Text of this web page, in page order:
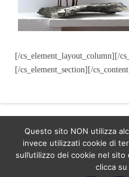
[/cs_element_layout_column][/
[/cs_element_section][/
Questo sito NON utilizza
invece utilizzati cookie di
sull’utilizzo dei cookie nel sito
clicca